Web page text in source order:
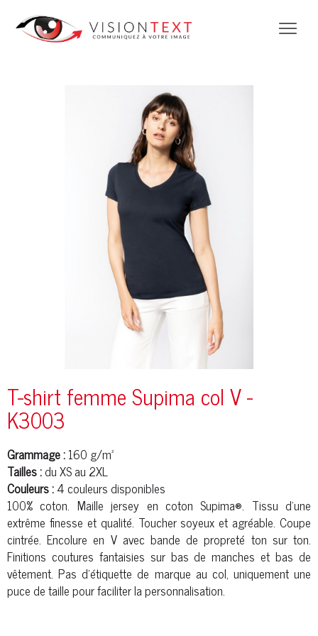
T-shirt femme Supima col V -
K3003
Grammage :160 g/m²
Tailles :du XS au 2XL
Couleurs :4 couleurs disponibles
100% coton. Maille jersey en coton Supima®. Tissu d'une
extrême finesse et qualité. Toucher soyeux et agréable. Coupe
cintrée. Encolure en V avec bande de propreté ton sur ton.
Finitions coutures fantaisies sur bas de manches et bas de
vêtement. Pas d'étiquette de marque au col, uniquement une
puce de taille pour faciliter la personnalisation.